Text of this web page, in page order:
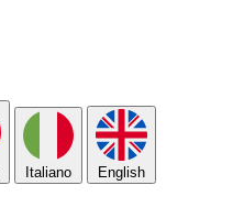
Italiano English